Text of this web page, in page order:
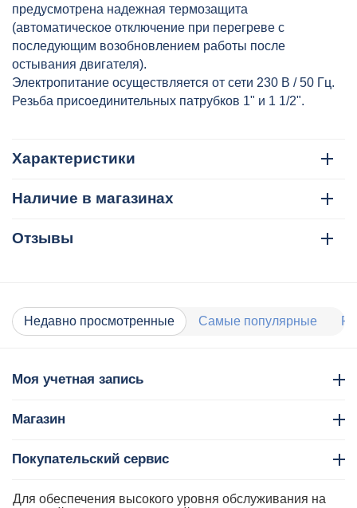
предусмотрена надежная термозащита
(автоматическое отключение при перегреве с
последующим возобновлением работы после
остывания двигателя).
Электропитание осуществляется от сети 230 В / 50 Гц.
Резьба присоединительных патрубков 1" и 1 1/2".
Характеристики
Наличие в магазинах
Отзывы
Недавно просмотренные Самые популярные
Моя учетная запись
Магазин
Покупательский сервис
Контакты
Для обеспечения высокого уровня обслуживания на